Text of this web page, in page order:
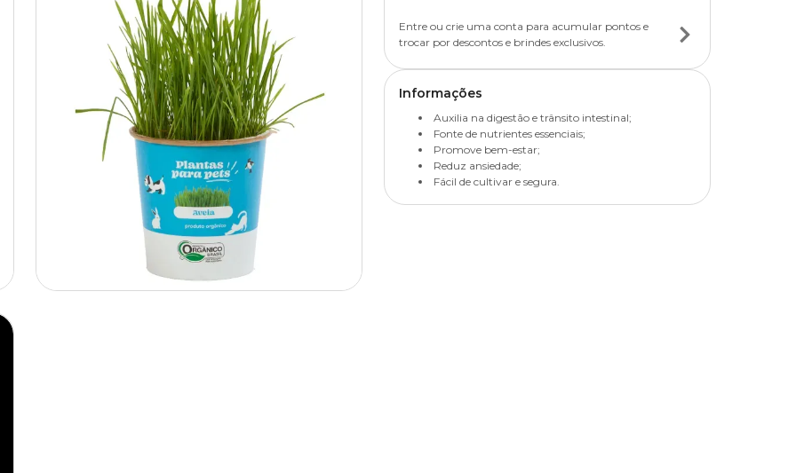
Entre ou crie uma conta para acumular pontos e
trocar por descontos e brindes exclusivos.
Informações
Auxilia na digestão e trânsito intestinal;
Fonte de nutrientes essenciais;
Promove bem-estar;
Reduz ansiedade;
Fácil de cultivar e segura.